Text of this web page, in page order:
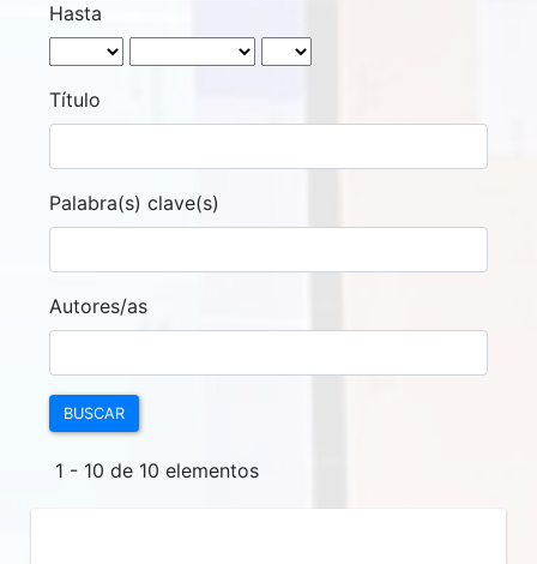
Hasta
Título
Palabra(s) clave(s)
Autores/as
BUSCAR
1 - 10 de 10 elementos